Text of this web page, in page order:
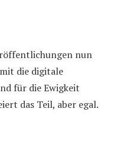
nun
die digitale
für die Ewigkeit
das Teil, aber egal.